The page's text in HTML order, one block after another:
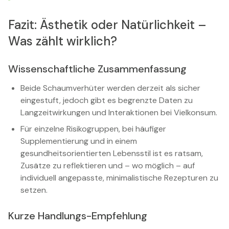
Fazit: Ästhetik oder Natürlichkeit –
Was zählt wirklich?
Wissenschaftliche Zusammenfassung
Beide Schaumverhüter werden derzeit als sicher
eingestuft, jedoch gibt es begrenzte Daten zu
Langzeitwirkungen und Interaktionen bei Vielkonsum.
Für einzelne Risikogruppen, bei häufiger
Supplementierung und in einem
gesundheitsorientierten Lebensstil ist es ratsam,
Zusätze zu reflektieren und – wo möglich – auf
individuell angepasste, minimalistische Rezepturen zu
setzen.
Kurze Handlungs-Empfehlung